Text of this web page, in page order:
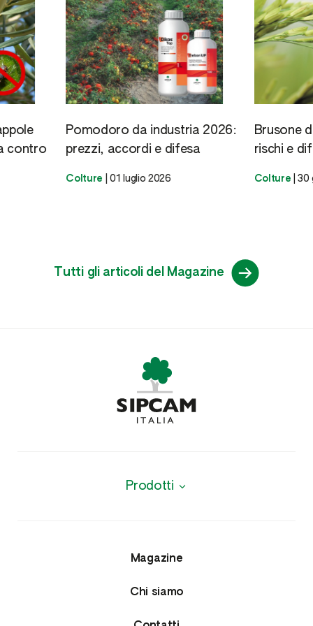
contro
Pomodoro da industria 2026:
prezzi, accordi e difesa
Colture |01 luglio 2026
Brusone
rischi e
Colture |30
Tutti gli articoli del Magazine
Prodotti
Agrofarmaci
Insetticidi e Nematocidi
Acaricidi e Lumachicidi
Magazine
Chi siamo